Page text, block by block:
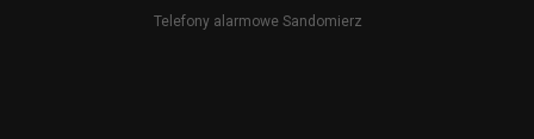
Telefony alarmowe Sandomierz